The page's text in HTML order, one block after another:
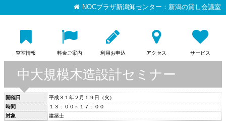
NOCプラザ新潟卸センター：新潟の貸し会議室
空室情報 料金ご案内 利用お申込 アクセス サービス
中大規模木造設計セミナー
開催日
平成３１年２月１９日（火）
時間
１３：００～１７：００
対象
建築士